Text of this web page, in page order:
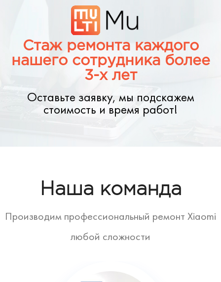
Стаж ремонта каждого
нашего сотрудника более
3-х лет
Оставьте заявку, мы подскажем
стоимость и время работ!
Наша команда
Производим профессиональный ремонт Xiaomi
любой сложности